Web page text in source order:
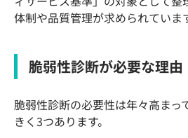
体制や品質管理が求められていま
脆弱性診断が必要な理由
脆弱性診断の必要性は年々高まっ
きく3つあります。